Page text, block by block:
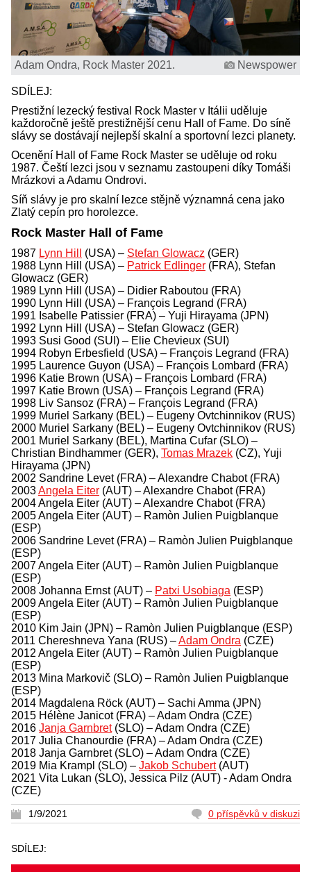
Adam Ondra, Rock Master 2021. Newspower
SDÍLEJ:
Prestižní lezecký festival Rock Master v Itálii uděluje
každoročně ještě prestižnější cenu Hall of Fame. Do síně
slávy se dostávají nejlepší skalní a sportovní lezci planety.
Ocenění Hall of Fame Rock Master se uděluje od roku
1987. Čeští lezci jsou v seznamu zastoupeni díky Tomáši
Mrázkovi a Adamu Ondrovi.
Síň slávy je pro skalní lezce stějně významná cena jako
Zlatý cepín pro horolezce.
Rock Master Hall of Fame
1987 Lynn Hill (USA) – Stefan Glowacz (GER)
1988 Lynn Hill (USA) – Patrick Edlinger (FRA), Stefan
Glowacz (GER)
1989 Lynn Hill (USA) – Didier Raboutou (FRA)
1990 Lynn Hill (USA) – François Legrand (FRA)
1991 Isabelle Patissier (FRA) – Yuji Hirayama (JPN)
1992 Lynn Hill (USA) – Stefan Glowacz (GER)
1993 Susi Good (SUI) – Elie Chevieux (SUI)
1994 Robyn Erbesfield (USA) – François Legrand (FRA)
1995 Laurence Guyon (USA) – François Lombard (FRA)
1996 Katie Brown (USA) – François Lombard (FRA)
1997 Katie Brown (USA) – François Legrand (FRA)
1998 Liv Sansoz (FRA) – François Legrand (FRA)
1999 Muriel Sarkany (BEL) – Eugeny Ovtchinnikov (RUS)
2000 Muriel Sarkany (BEL) – Eugeny Ovtchinnikov (RUS)
2001 Muriel Sarkany (BEL), Martina Cufar (SLO) –
Christian Bindhammer (GER), Tomas Mrazek (CZ), Yuji
Hirayama (JPN)
2002 Sandrine Levet (FRA) – Alexandre Chabot (FRA)
2003Angela Eiter (AUT) – Alexandre Chabot (FRA)
2004 Angela Eiter (AUT) – Alexandre Chabot (FRA)
2005 Angela Eiter (AUT) – Ramòn Julien Puigblanque
(ESP)
2006 Sandrine Levet (FRA) – Ramòn Julien Puigblanque
(ESP)
2007 Angela Eiter (AUT) – Ramòn Julien Puigblanque
(ESP)
2008 Johanna Ernst (AUT) – Patxi Usobiaga (ESP)
2009 Angela Eiter (AUT) – Ramòn Julien Puigblanque
(ESP)
2010 Kim Jain (JPN) – Ramòn Julien Puigblanque (ESP)
2011 Chereshneva Yana (RUS) –Adam Ondra (CZE)
2012 Angela Eiter (AUT) – Ramòn Julien Puigblanque
(ESP)
2013 Mina Markovič (SLO) – Ramòn Julien Puigblanque
(ESP)
2014 Magdalena Röck (AUT) – Sachi Amma (JPN)
2015 Hélène Janicot (FRA) – Adam Ondra (CZE)
2016 Janja Garnbret(SLO) – Adam Ondra (CZE)
2017 Julia Chanourdie (FRA) – Adam Ondra (CZE)
2018 Janja Garnbret (SLO) – Adam Ondra (CZE)
2019 Mia Krampl (SLO) – Jakob Schubert(AUT)
2021 Vita Lukan (SLO), Jessica Pilz (AUT) - Adam Ondra
(CZE)
1/9/2021 0 příspěvků v diskuzi
SDÍLEJ: